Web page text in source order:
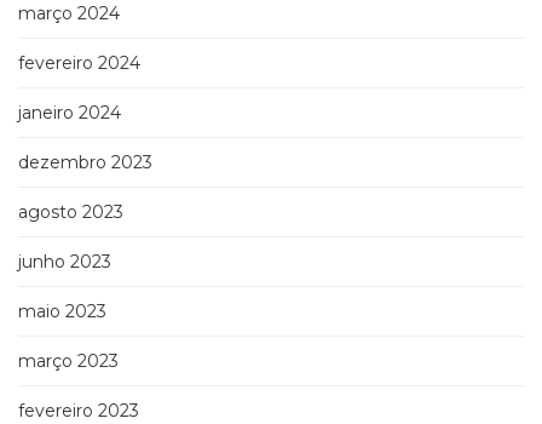
março 2024
fevereiro 2024
janeiro 2024
dezembro 2023
agosto 2023
junho 2023
maio 2023
março 2023
fevereiro 2023